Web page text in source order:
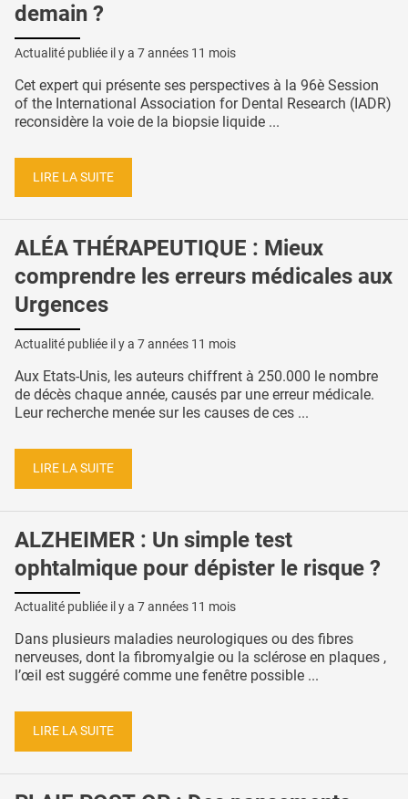
demain ?
Actualité publiée il y a 7 années 11 mois
Cet expert qui présente ses perspectives à la 96è Session
of the International Association for Dental Research (IADR)
reconsidère la voie de la biopsie liquide ...
LIRE LA SUITE
ALÉA THÉRAPEUTIQUE : Mieux
comprendre les erreurs médicales aux
Urgences
Actualité publiée il y a 7 années 11 mois
Aux Etats-Unis, les auteurs chiffrent à 250.000 le nombre
de décès chaque année, causés par une erreur médicale.
Leur recherche menée sur les causes de ces ...
LIRE LA SUITE
ALZHEIMER : Un simple test
ophtalmique pour dépister le risque ?
Actualité publiée il y a 7 années 11 mois
Dans plusieurs maladies neurologiques ou des fibres
nerveuses, dont la fibromyalgie ou la sclérose en plaques ,
l’œil est suggéré comme une fenêtre possible ...
LIRE LA SUITE